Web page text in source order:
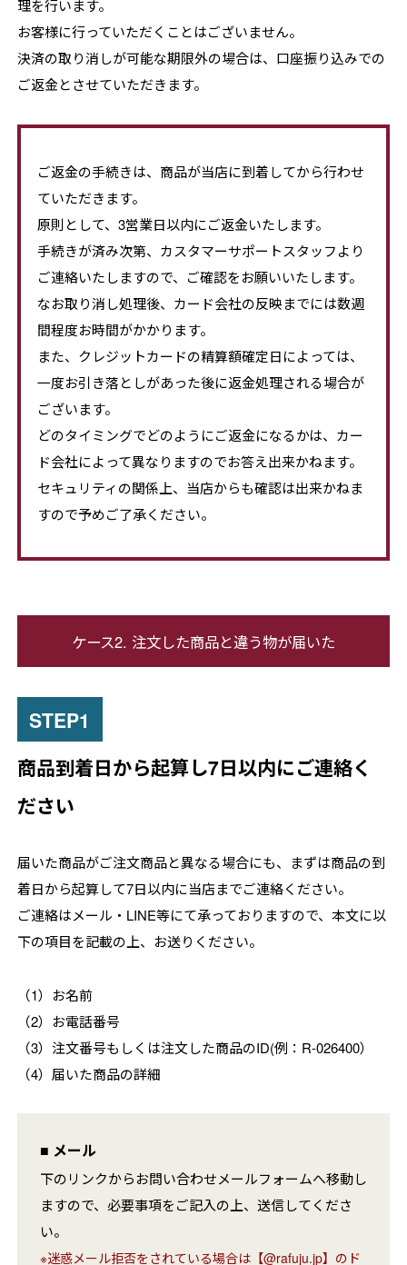
理を行います。
お客様に行っていただくことはございません。
決済の取り消しが可能な期限外の場合は、口座振り込みでの
ご返金とさせていただきます。
ご返金の手続きは、商品が当店に到着してから行わせ
ていただきます。
原則として、3営業日以内にご返金いたします。
手続きが済み次第、カスタマーサポートスタッフより
ご連絡いたしますので、ご確認をお願いいたします。
なお取り消し処理後、カード会社の反映までには数週
間程度お時間がかかります。
また、クレジットカードの精算額確定日によっては、
一度お引き落としがあった後に返金処理される場合が
ございます。
どのタイミングでどのようにご返金になるかは、カー
ド会社によって異なりますのでお答え出来かねます。
セキュリティの関係上、当店からも確認は出来かねま
すので予めご了承ください。
ケース2. 注文した商品と違う物が届いた
商品到着日から起算し7日以内にご連絡く
ださい
届いた商品がご注文商品と異なる場合にも、まずは商品の到
着日から起算して7日以内に当店までご連絡ください。
ご連絡はメール・LINE等にて承っておりますので、本文に以
下の項目を記載の上、お送りください。
（1）お名前
（2）お電話番号
（3）注文番号もしくは注文した商品のID(例：R-026400）
（4）届いた商品の詳細
■ メール
下のリンクからお問い合わせメールフォームへ移動し
ますので、必要事項をご記入の上、送信してくださ
い。
※迷惑メール拒否をされている場合は【@rafuju.jp】のド